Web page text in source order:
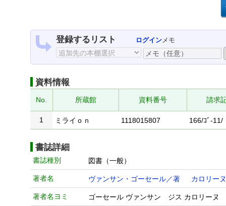
登録するリスト ログインメモ
資料情報
No. 所蔵館 資料番号 請求
1 ミライｏｎ 1118015807 166/ｺﾞ-11/
書誌詳細
書誌種別 図書（一般）
著者名 ヴァンサン・ゴーセール／著 カロリー
著者名ヨミ ゴーセール ヴァンサン ジス カロリー